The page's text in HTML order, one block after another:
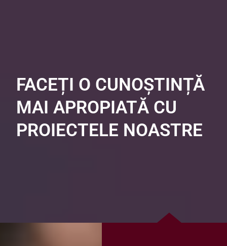
FACEȚI O CUNOȘTINȚĂ
MAI APROPIATĂ CU
PROIECTELE NOASTRE